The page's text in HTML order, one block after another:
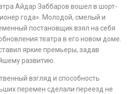
Айдар Заббаров вошел в шорт-
года». Молодой, смелый и
постановщик взял на себя
театра в его новом доме.
яркие премьеры, задав
развитию.
взгляд и способность
перемен сделали переезд не